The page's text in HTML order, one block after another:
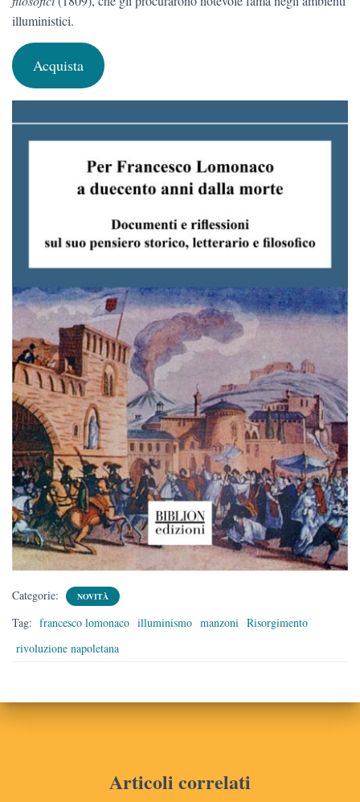
illuministici.
Acquista
Categorie: NOVITÀ
Tag: francesco lomonaco illuminismo manzoni Risorgimento
rivoluzione napoletana
Articoli correlati